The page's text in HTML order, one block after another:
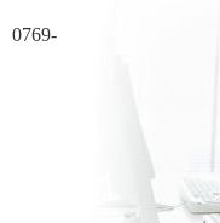
0769-